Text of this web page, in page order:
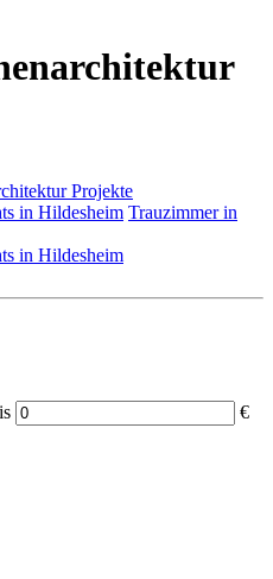
Projekte
in Hildesheim Trauzimmer in
in Hildesheim
€